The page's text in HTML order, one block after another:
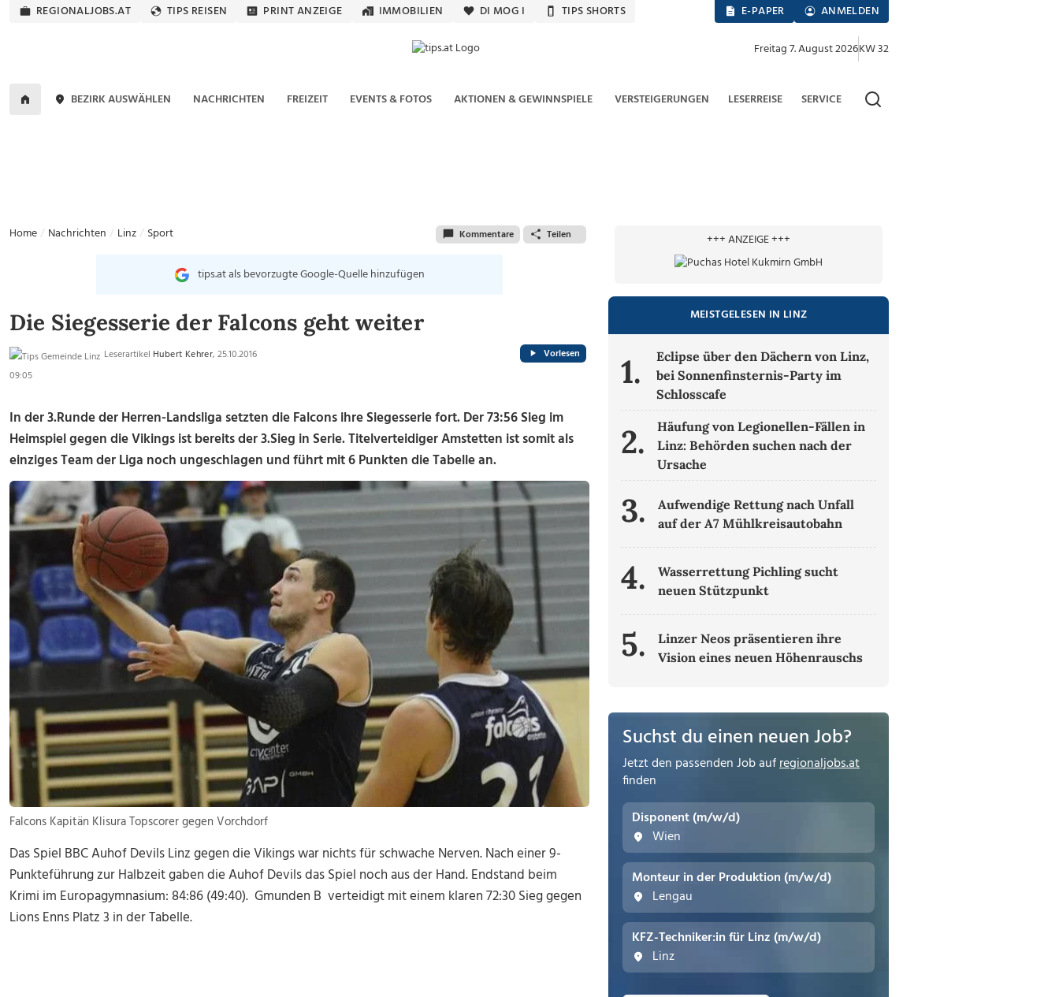
REGIONALJOBS.AT TIPS REISEN PRINT ANZEIGE IMMOBILIEN DI MOG I TIPS SHORTS E-PAPER ANMELDEN
Freitag 7. August 2026KW 32
BEZIRK AUSWÄHLEN NACHRICHTEN FREIZEIT EVENTS & FOTOS AKTIONEN & GEWINNSPIELE VERSTEIGERUNGEN LESERREISE SERVICE
Home Nachrichten Linz Sport Kommentare Teilen
tips.at als bevorzugte Google-Quelle hinzufügen
Die Siegesserie der Falcons geht weiter
Leserartikel Hubert Kehrer, 25.10.2016
09:05
Vorlesen
In der 3.Runde der Herren-Landsliga setzten die Falcons ihre Siegesserie fort. Der 73:56 Sieg im
Heimspiel gegen die Vikings ist bereits der 3.Sieg in Serie. Titelverteidiger Amstetten ist somit als
einziges Team der Liga noch ungeschlagen und führt mit 6 Punkten die Tabelle an.
Falcons Kapitän Klisura Topscorer gegen Vorchdorf
Das Spiel BBC Auhof Devils Linz gegen die Vikings war nichts für schwache Nerven. Nach einer 9-
Punkteführung zur Halbzeit gaben die Auhof Devils das Spiel noch aus der Hand. Endstand beim
Krimi im Europagymnasium: 84:86 (49:40). Gmunden B verteidigt mit einem klaren 72:30 Sieg gegen
Lions Enns Platz 3 in der Tabelle.
+++ ANZEIGE +++
MEISTGELESEN IN LINZ
1.
Eclipse über den Dächern von Linz,
bei Sonnenfinsternis-Party im
Schlosscafe
2.
Häufung von Legionellen-Fällen in
Linz: Behörden suchen nach der
Ursache
3.
Aufwendige Rettung nach Unfall
auf der A7 Mühlkreisautobahn
4.
Wasserrettung Pichling sucht
neuen Stützpunkt
5.
Linzer Neos präsentieren ihre
Vision eines neuen Höhenrauschs
Suchst du einen neuen Job?
Jetzt den passenden Job aufregionaljobs.at
finden
Disponent (m/w/d)
Wien
Monteur in der Produktion (m/w/d)
Lengau
KFZ-Techniker:in für Linz (m/w/d)
Linz